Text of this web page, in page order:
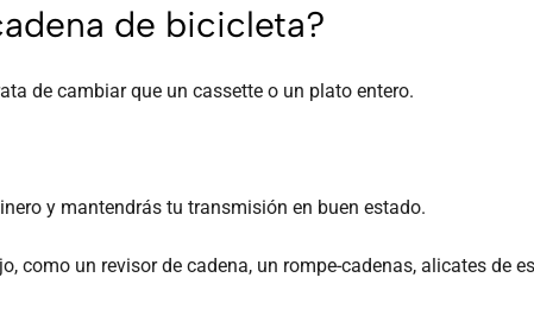
de bicicleta?
de cambiar que un cassette o un plato entero.
y mantendrás tu transmisión en buen estado.
como un revisor de cadena, un rompe-cadenas, alicates de